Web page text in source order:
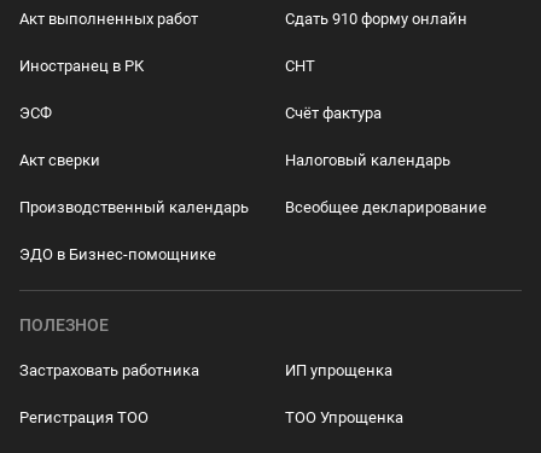
Акт выполненных работ Сдать 910 форму онлайн
Иностранец в РК СНТ
ЭСФ Счёт фактура
Акт сверки Налоговый календарь
Производственный календарь Всеобщее декларирование
ЭДО в Бизнес-помощнике
ПОЛЕЗНОЕ
Застраховать работника ИП упрощенка
Регистрация ТОО ТОО Упрощенка